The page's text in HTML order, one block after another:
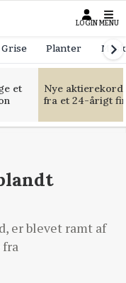
LOGIN MENU
Grise Planter
et
Nye
fra et 24-årigt
er blevet ramt af
fra